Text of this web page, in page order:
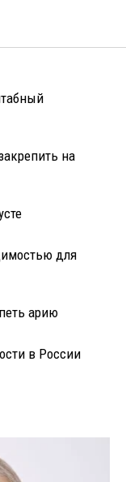
на
для
арию
в России